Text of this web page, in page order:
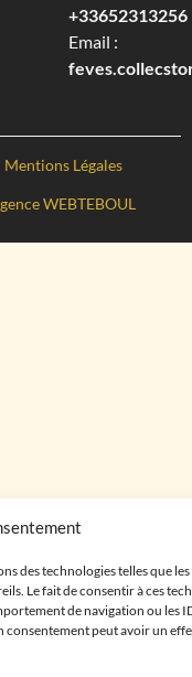
des technologies telles que
Le fait de consentir à ces
de navigation ou les
consentement peut avoir un
+33652313256‬
Email :
Mentions Légales
WEBTEBOUL